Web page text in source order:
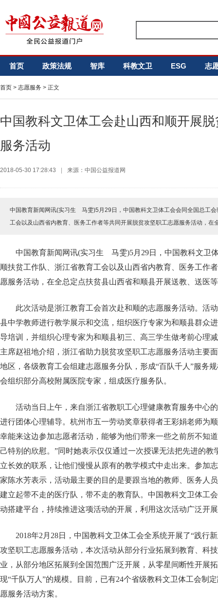
首页 政策法规 智库 科教文卫 ESG 志
首页 > 志愿服务 > 正文
中国教科文卫体工会赴山西和顺开展
服务活动
2018-05-30 17:28:43 来源：中国公益报道网
中国教育新闻网讯(实习生 马雯)5月29日，中国教科文卫体工会会同全国总工
工会以及山西省内教育、医务工作者等共同开展脱贫攻坚职工志愿服务活动，在
中国教育新闻网讯(实习生 马雯)5月29日，中国教科文卫
顺扶贫工作队、浙江省教育工会以及山西省内教育、医务工作
愿服务活动，在全总定点扶贫县山西省和顺县开展送教、送医
此次活动是浙江教育工会首次赴和顺的志愿服务活动。活
县中学教师进行教学展示和交流，组织医疗专家为和顺县群众
导培训，并组织心理专家为和顺县初三、高三学生做考前心理
主席赵祖地介绍，浙江省助力脱贫攻坚职工志愿服务活动主要
地区，各级教育工会组建志愿服务分队，形成“百队千人”服务
会组织部分高校附属医院专家，组成医疗服务队。
活动当日上午，来自浙江省教职工心理健康教育服务中心
进行团体心理辅导。杭州市五一劳动奖章获得者王彩娟老师为
幸能来这边参加志愿者活动，能够为他们带来一些之前所不知
己特别的欣慰。”同时她表示仅仅通过一次授课无法把先进的教
立长效的联系，让他们慢慢从原有的教学模式中走出来。参加
家陈水芳表示，活动最主要的目的是要跟当地的教师、医务人
建立起带不走的医疗队，带不走的教育队。中国教科文卫体工
动搭建平台，持续推进这项活动的开展，利用这次活动广泛开
2018年2月28日，中国教科文卫体工会全系统开展了“践行
攻坚职工志愿服务活动，本次活动从部分行业拓展到教育、科
业，从部分地区拓展到全国范围广泛开展，从零星间断性开展
现“千队万人”的规模。目前，已有24个省级教科文卫体工会制
愿服务活动方案。